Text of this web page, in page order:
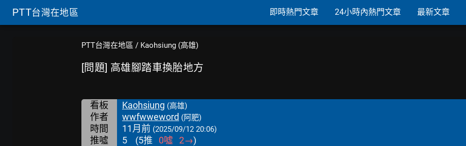
PTT台灣在地區 即時熱門文章 24小時內熱門文章 最新文章
PTT台灣在地區 / Kaohsiung (高雄)
[問題] 高雄腳踏車換胎地方
看板 Kaohsiung (高雄)
作者 wwfwweword (阿肥)
時間 11月前 (2025/09/12 20:06)
推噓 5 (5推 0噓 2→)